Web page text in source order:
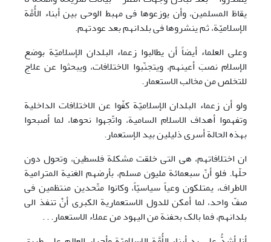
یقاظ المسلمین، وأن یوزعوها فی مهبط الوحی بین أبناء الأُمَّة
الإسلامیّة، ثم ینشروها فی بلدانهم بعد عودتهم.
وعلی العلماء أیضاً أن یطالبوا زعماء البلدان الإسلامیّة بوضع
الإسلام نصبَ أعینهم، ویتجنّبوا الاختلافات، ویبحثوا عن علاج
للتخلص من مخالب الاستعمار.
ولو أن زعماء البلدان الإسلامیّة کفّوا عن الاختلافات الداخلیة
وتفهموا أهداف الاسلام السامیة، واتّجهوا نحوها، لما أصبحوا
بهذه الحالة أسری ذلیلین بید الإستعمار.
ان اختلافاتهم، هی التی خلقت مشکلة فلسطین، وتحول دون
حلّها. فلو أنّ سبعمائة ملیون مسلم، بأرضهم الغنیة المترامیة
الاطراف، یمتلکون وعیاً سیاسیّاً، وکانوا متّحدین منتظمین فی
صفّ واحد، لما أمکن للدول الاستعماریة الکبری أنْ تنفذ الی
بلدانهم، فما بالک بحفنة من الیهود من عملاء الاستعمار. . .